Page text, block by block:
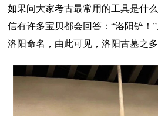
如果问大家考古最常用的工具是什
信有许多宝贝都会回答：“洛阳铲！
洛阳命名，由此可见，洛阳古墓之多